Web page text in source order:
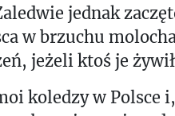
jednak
w brzuchu
jeżeli ktoś je
koledzy w Polsce